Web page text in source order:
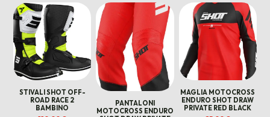
STIVALI SHOT OFF-
ROAD RACE 2
BAMBINO
PANTALONI
MOTOCROSS ENDURO
MAGLIA MOTOCROSS
ENDURO SHOT DRAW
PRIVATE RED BLACK